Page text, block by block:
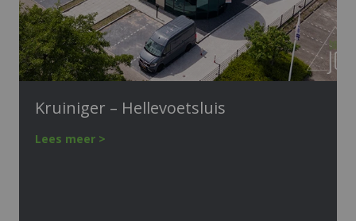
Kruiniger – Hellevoetsluis
Lees meer >